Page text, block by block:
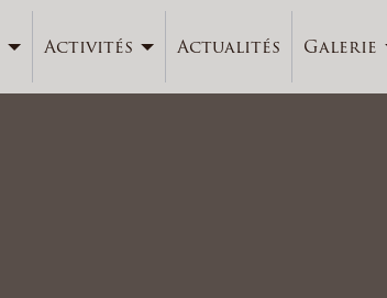
Activités Actualités Galerie